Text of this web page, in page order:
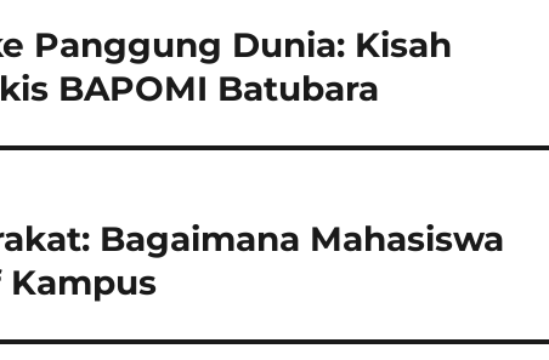
Panggung Dunia: Kisah
BAPOMI Batubara
Bagaimana Mahasiswa